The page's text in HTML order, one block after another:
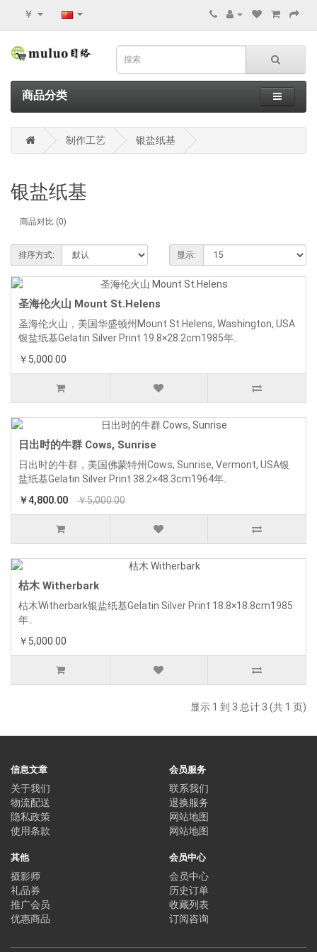
￥
商品分类
制作工艺 银盐纸基
银盐纸基
商品对比 (0)
排序方式: 显示:
圣海伦火山 Mount St.Helens
圣海伦火山，美国华盛顿州Mount St.Helens, Washington, USA
银盐纸基Gelatin Silver Print 19.8×28.2cm1985年..
￥5,000.00
日出时的牛群 Cows, Sunrise
日出时的牛群，美国佛蒙特州Cows, Sunrise, Vermont, USA银
盐纸基Gelatin Silver Print 38.2×48.3cm1964年..
￥4,800.00
￥5,000.00
枯木 Witherbark
枯木Witherbark银盐纸基Gelatin Silver Print 18.8×18.8cm1985
年..
￥5,000.00
显示 1 到 3 总计 3 (共 1 页)
信息文章
关于我们
物流配送
隐私政策
使用条款
会员服务
联系我们
退换服务
网站地图
网站地图
其他
摄影师
礼品券
推广会员
优惠商品
会员中心
会员中心
历史订单
收藏列表
订阅咨询